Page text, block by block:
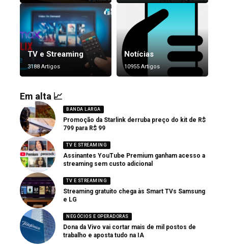
TV e Streaming
3188 Artigos
Notícias
10955 Artigos
Em alta 📈
BANDA LARGA
Promoção da Starlink derruba preço do kit de R$
799 para R$ 99
TV E STREAMING
Assinantes YouTube Premium ganham acesso a
streaming sem custo adicional
TV E STREAMING
Streaming gratuito chega às Smart TVs Samsung
e LG
NEGÓCIOS E OPERADORAS
Dona da Vivo vai cortar mais de mil postos de
trabalho e aposta tudo na IA